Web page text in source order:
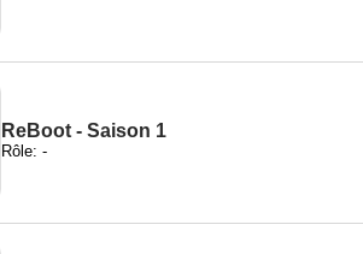
ReBoot - Saison 1
Rôle: -